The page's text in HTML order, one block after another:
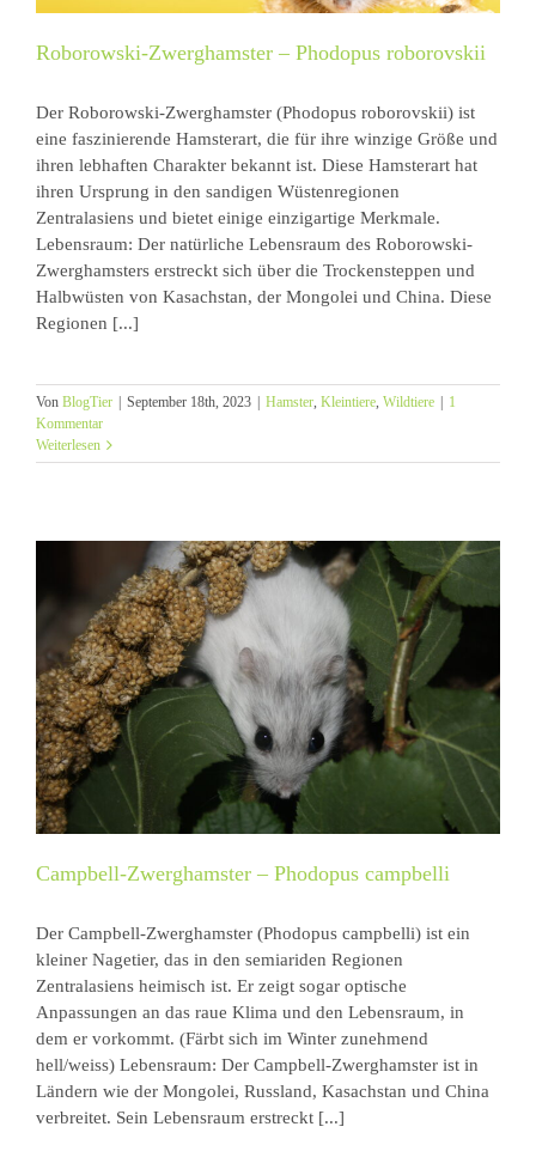
Roborowski-Zwerghamster – Phodopus roborovskii
Der Roborowski-Zwerghamster (Phodopus roborovskii) ist
eine faszinierende Hamsterart, die für ihre winzige Größe und
ihren lebhaften Charakter bekannt ist. Diese Hamsterart hat
ihren Ursprung in den sandigen Wüstenregionen
Zentralasiens und bietet einige einzigartige Merkmale.
Lebensraum: Der natürliche Lebensraum des Roborowski-
Zwerghamsters erstreckt sich über die Trockensteppen und
Halbwüsten von Kasachstan, der Mongolei und China. Diese
Regionen [...]
Von BlogTier September 18th, 2023 Hamster, Kleintiere, Wildtiere
1
Kommentar
Weiterlesen
Campbell-Zwerghamster – Phodopus campbelli
Der Campbell-Zwerghamster (Phodopus campbelli) ist ein
kleiner Nagetier, das in den semiariden Regionen
Zentralasiens heimisch ist. Er zeigt sogar optische
Anpassungen an das raue Klima und den Lebensraum, in
dem er vorkommt. (Färbt sich im Winter zunehmend
hell/weiss) Lebensraum: Der Campbell-Zwerghamster ist in
Ländern wie der Mongolei, Russland, Kasachstan und China
verbreitet. Sein Lebensraum erstreckt [...]